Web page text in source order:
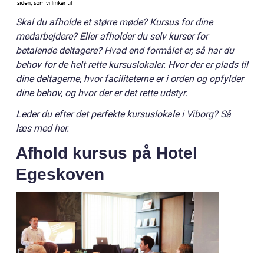
Skal du afholde et større møde? Kursus for dine
medarbejdere? Eller afholder du selv kurser for
betalende deltagere? Hvad end formålet er, så har du
behov for de helt rette kursuslokaler. Hvor der er plads til
dine deltagerne, hvor faciliteterne er i orden og opfylder
dine behov, og hvor der er det rette udstyr.
Leder du efter det perfekte kursuslokale i Viborg? Så
læs med her.
Afhold kursus på Hotel
Egeskoven